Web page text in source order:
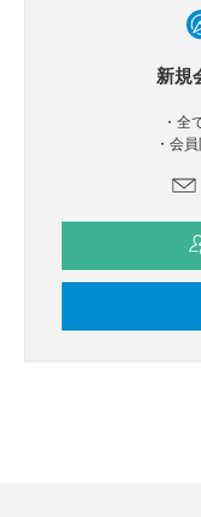
新規
・全
・会